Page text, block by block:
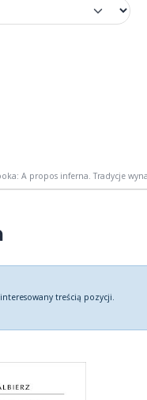
A propos inferna. Tradycje
treścią pozycji.